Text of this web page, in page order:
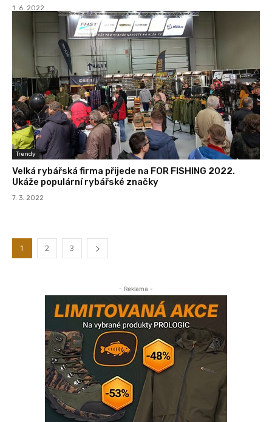
1. 6. 2022
Trendy
Velká rybářská firma přijede na FOR FISHING 2022.
Ukáže populární rybářské značky
7. 3. 2022
1 2 3
- Reklama -